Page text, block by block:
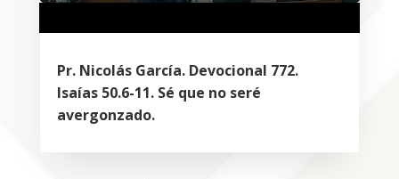
Pr. Nicolás García. Devocional 772.
Isaías 50.6-11. Sé que no seré
avergonzado.